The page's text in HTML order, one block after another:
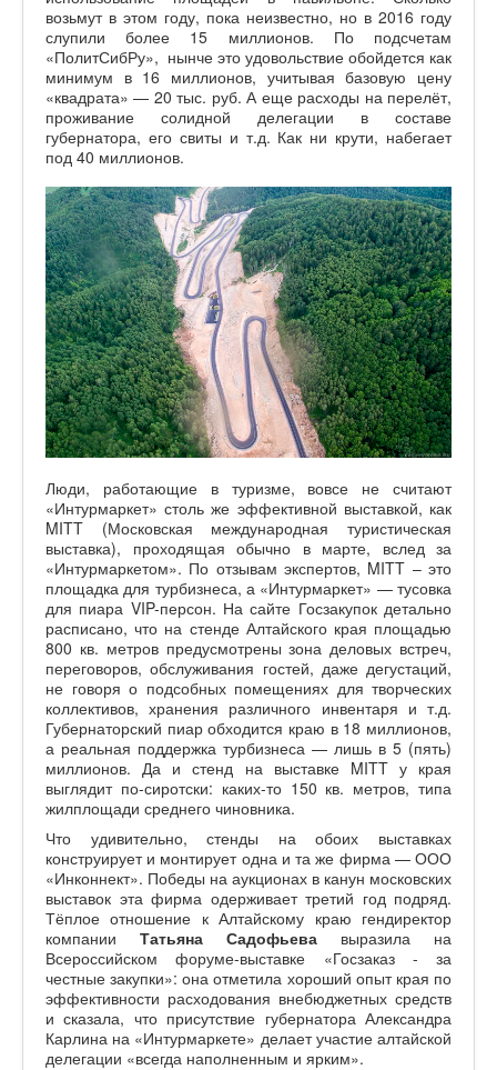
возьмут в этом году, пока неизвестно, но в 2016 году
слупили более 15 миллионов. По подсчетам
«ПолитСибРу», нынче это удовольствие обойдется как
минимум в 16 миллионов, учитывая базовую цену
«квадрата» — 20 тыс. руб. А еще расходы на перелёт,
проживание солидной делегации в составе
губернатора, его свиты и т.д. Как ни крути, набегает
под 40 миллионов.
Люди, работающие в туризме, вовсе не считают
«Интурмаркет» столь же эффективной выставкой, как
MITT (Московская международная туристическая
выставка), проходящая обычно в марте, вслед за
«Интурмаркетом». По отзывам экспертов, MITT – это
площадка для турбизнеса, а «Интурмаркет» — тусовка
для пиара VIP-персон. На сайте Госзакупок детально
расписано, что на стенде Алтайского края площадью
800 кв. метров предусмотрены зона деловых встреч,
переговоров, обслуживания гостей, даже дегустаций,
не говоря о подсобных помещениях для творческих
коллективов, хранения различного инвентаря и т.д.
Губернаторский пиар обходится краю в 18 миллионов,
а реальная поддержка турбизнеса — лишь в 5 (пять)
миллионов. Да и стенд на выставке MITT у края
выглядит по-сиротски: каких-то 150 кв. метров, типа
жилплощади среднего чиновника.
Что удивительно, стенды на обоих выставках
конструирует и монтирует одна и та же фирма — ООО
«Инконнект». Победы на аукционах в канун московских
выставок эта фирма одерживает третий год подряд.
Тёплое отношение к Алтайскому краю гендиректор
компании Татьяна Садофьева выразила на
Всероссийском форуме-выставке «Госзаказ - за
честные закупки»: она отметила хороший опыт края по
эффективности расходования внебюджетных средств
и сказала, что присутствие губернатора Александра
Карлина на «Интурмаркете» делает участие алтайской
делегации «всегда наполненным и ярким».